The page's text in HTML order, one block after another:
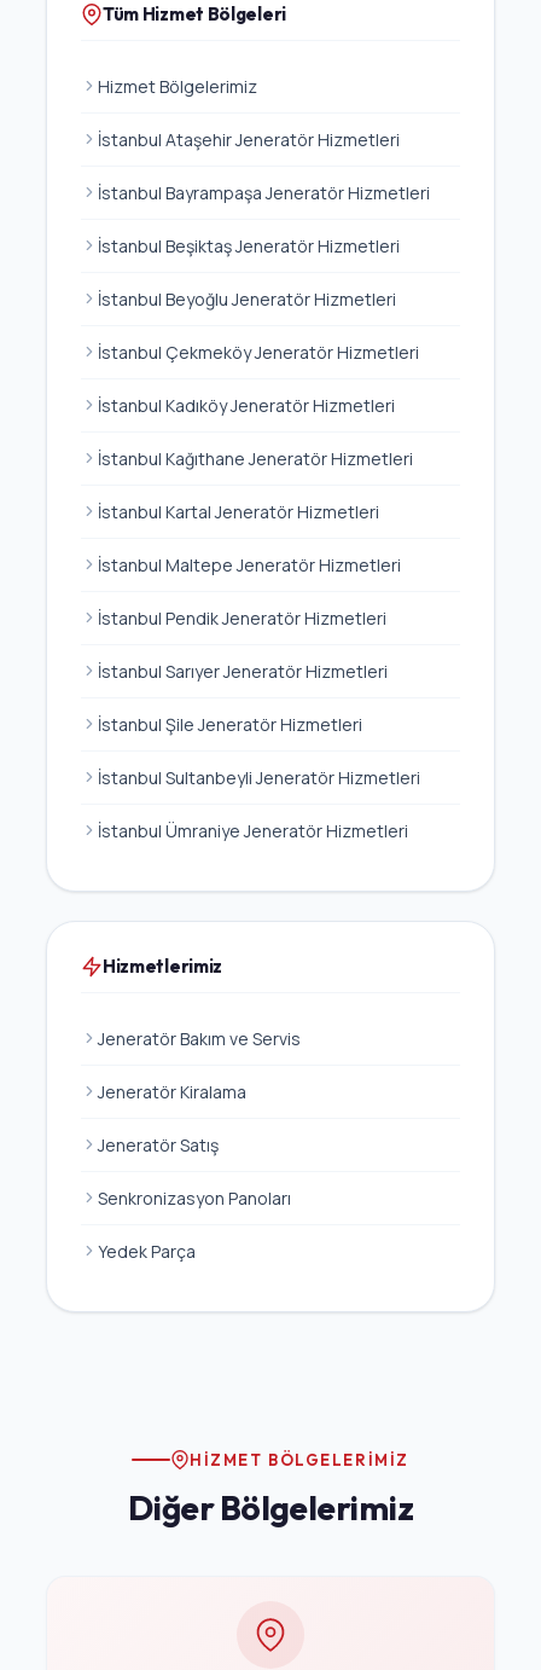
Tüm Hizmet Bölgeleri
Hizmet Bölgelerimiz
İstanbul Ataşehir Jeneratör Hizmetleri
İstanbul Bayrampaşa Jeneratör Hizmetleri
İstanbul Beşiktaş Jeneratör Hizmetleri
İstanbul Beyoğlu Jeneratör Hizmetleri
İstanbul Çekmeköy Jeneratör Hizmetleri
İstanbul Kadıköy Jeneratör Hizmetleri
İstanbul Kağıthane Jeneratör Hizmetleri
İstanbul Kartal Jeneratör Hizmetleri
İstanbul Maltepe Jeneratör Hizmetleri
İstanbul Pendik Jeneratör Hizmetleri
İstanbul Sarıyer Jeneratör Hizmetleri
İstanbul Şile Jeneratör Hizmetleri
İstanbul Sultanbeyli Jeneratör Hizmetleri
İstanbul Ümraniye Jeneratör Hizmetleri
Hizmetlerimiz
Jeneratör Bakım ve Servis
Jeneratör Kiralama
Jeneratör Satış
Senkronizasyon Panoları
Yedek Parça
HIZMET BÖLGELERIMIZ
Diğer Bölgelerimiz